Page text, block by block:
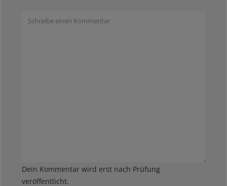
Dein Kommentar wird erst nach Prüfung
veröffentlicht.